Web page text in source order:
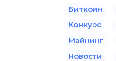
Биткоин
Конкурс
Майнинг
Новости